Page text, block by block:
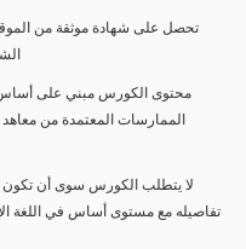
تحصل على شهادة موثقة من
محتوى الكورس مبني على
الممارسات المعتمدة من معاهد
لا يتطلب الكورس سوى أن تكون
تفاصيله مع مستوى أساس في اللغة